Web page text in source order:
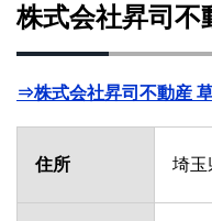
株式会社昇司
⇒株式会社昇司不動産
住所 埼玉